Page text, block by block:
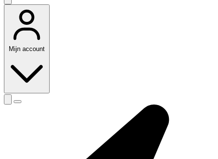
Mijn account